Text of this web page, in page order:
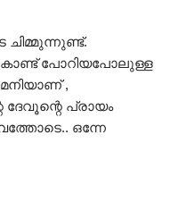
ചിമ്മുന്നുണ്ട്.
കൊണ്ട് പോറിയപോലുള്ള
,
പ്രായം
ഒന്നേ